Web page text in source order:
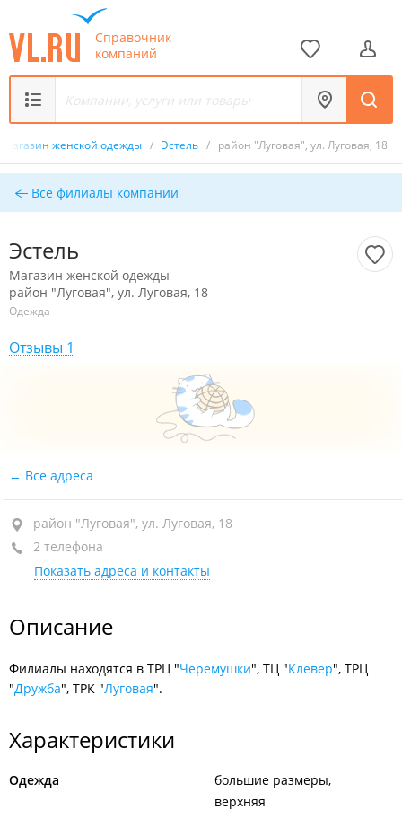
Справочник
компаний
Магазин женской одежды / Эстель / район "Луговая", ул. Луговая, 18
Все филиалы компании
Эстель
Магазин женской одежды
район "Луговая", ул. Луговая, 18
Одежда
Отзывы 1
Все адреса
район "Луговая", ул. Луговая, 18
2 телефона
Показать адреса и контакты
Описание
Филиалы находятся в ТРЦ "Черемушки", ТЦ "Клевер", ТРЦ
"Дружба", ТРК "Луговая".
Характеристики
Одежда
большие размеры
верхняя